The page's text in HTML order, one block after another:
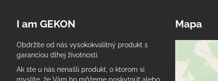
I am GEKON
Obdržíte od nás vysokokvalitný produkt s
garanciou dlhej životnosti.
Ak ste u nás nenašli produkt, o ktorom si
Mapa